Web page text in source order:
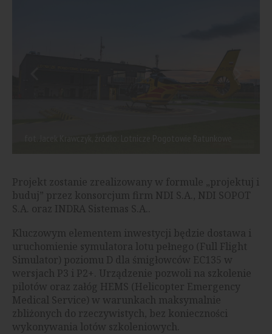
Projekt zostanie zrealizowany w formule „projektuj i
buduj” przez konsorcjum firm NDI S.A., NDI SOPOT
S.A. oraz INDRA Sistemas S.A..
Kluczowym elementem inwestycji będzie dostawa i
uruchomienie symulatora lotu pełnego (Full Flight
Simulator) poziomu D dla śmigłowców EC135 w
wersjach P3 i P2+. Urządzenie pozwoli na szkolenie
pilotów oraz załóg HEMS (Helicopter Emergency
Medical Service) w warunkach maksymalnie
zbliżonych do rzeczywistych, bez konieczności
wykonywania lotów szkoleniowych.